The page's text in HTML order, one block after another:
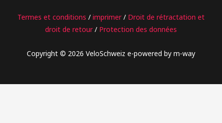
Termes et conditions / imprimer/ Droit de rétractation et
droit de retour/ Protection des données
Copyright © 2026 VeloSchweiz e-powered by m-way